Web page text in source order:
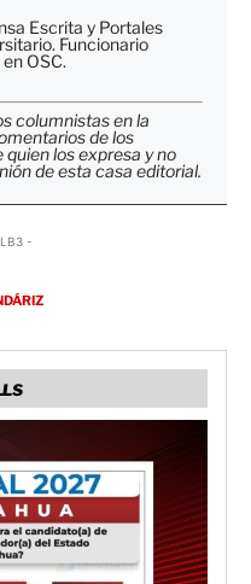
Escrita y Portales
Funcionario
OSC.
columnistas en la
de los
los expresa y no
de esta casa editorial.
-